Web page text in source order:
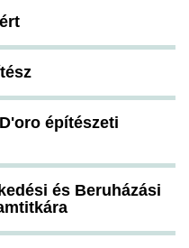
építészeti
és Beruházási